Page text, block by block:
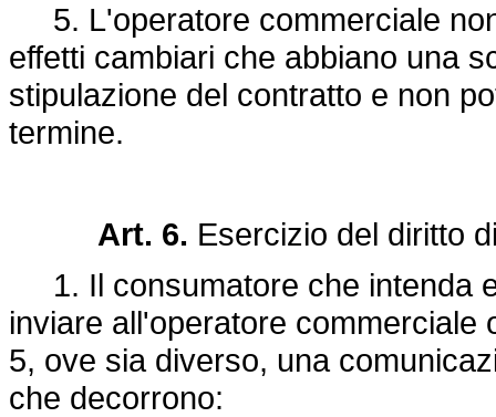
5. L'operatore commerciale
effetti cambiari che abbiano una
stipulazione del contratto e non
termine.
Art. 6. Esercizio del diritto
1. Il consumatore che intenda
inviare all'operatore commerciale
5, ove sia diverso, una
che decorrono: